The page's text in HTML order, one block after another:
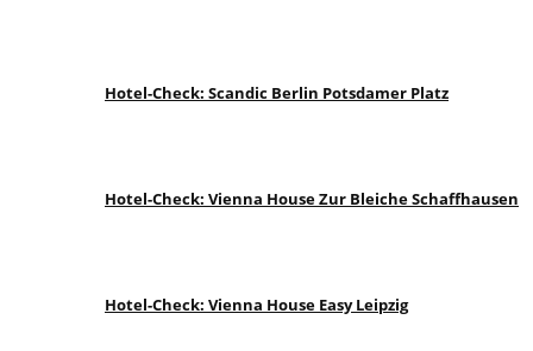
Hotel-Check: Scandic Berlin Potsdamer Platz
Hotel-Check: Vienna House Zur Bleiche Schaffhausen
Hotel-Check: Vienna House Easy Leipzig